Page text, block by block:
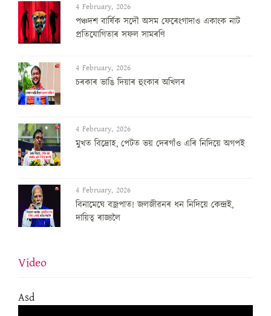
4 February, 2026
পঞ্চদশ বার্ষিক সদৌ অসম ফেৰেংগাদাও একাংক নাট
প্রতিযোগিতাৰ সফল সামৰণি
4 February, 2026
চৰকাৰ ভাঙি দিয়াৰ হুংকাৰ অখিলৰ
4 February, 2026
মুখত বিদ্ৰোহ, পেটত ভয় দেৰগাঁও এৰি নিদিয়ে অগপই
4 February, 2026
বিনামেঘে বজ্ৰপাত! জলজীৱনৰ ধন নিদিয়ে কেন্দ্ৰই,
দায়িত্ব ৰাজ্যলৈ
Video
Asd